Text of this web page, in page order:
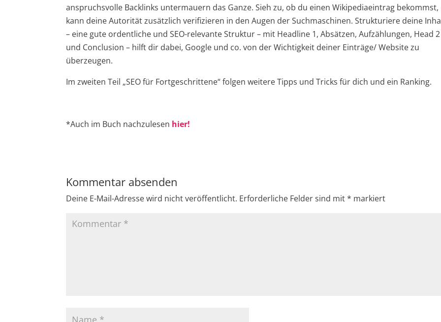
anspruchsvolle Backlinks untermauern das Ganze. Sieh zu, ob du einen Wikipediaeintrag
kann deine Autorität zusätzlich verifizieren in den Augen der Suchmaschinen. Strukturiere deine
– eine gute ordentliche und SEO-relevante Struktur – mit Headline 1, Absätzen, Aufzählungen, Head
und Conclusion – hilft dir dabei, Google und co. von der Wichtigkeit deiner Einträge/ Website zu
überzeugen.
Im zweiten Teil „SEO für Fortgeschrittene“ folgen weitere Tipps und Tricks für dich und ein Ranking.
*Auch im Buch nachzulesen hier!
Kommentar absenden
Deine E-Mail-Adresse wird nicht veröffentlicht. Erforderliche Felder sind mit* markiert